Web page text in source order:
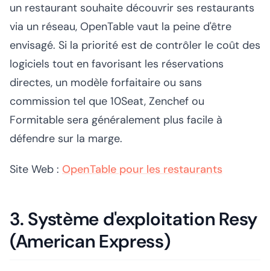
un restaurant souhaite découvrir ses restaurants
via un réseau, OpenTable vaut la peine d'être
envisagé. Si la priorité est de contrôler le coût des
logiciels tout en favorisant les réservations
directes, un modèle forfaitaire ou sans
commission tel que 10Seat, Zenchef ou
Formitable sera généralement plus facile à
défendre sur la marge.
Site Web : OpenTable pour les restaurants
3. Système d'exploitation Resy
(American Express)